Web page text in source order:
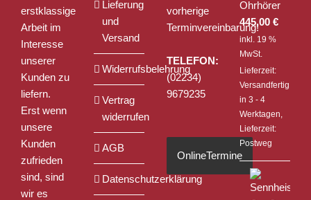
erstklassige
Arbeit im
Interesse
unserer
Kunden zu
liefern.
Erst wenn
unsere
Kunden
zufrieden
sind, sind
wir es
Lieferung
und
Versand
Widerrufsbelehrung
Vertrag
widerrufen
AGB
Datenschutzerklärung
vorherige
Terminvereinbarung!
TELEFON:
(02234)
9679235
OnlineTermine
Ohrhörer
445,00 €
inkl. 19 %
MwSt.
Lieferzeit:
Versandfertig
in 3 - 4
Werktagen,
Lieferzeit:
Postweg